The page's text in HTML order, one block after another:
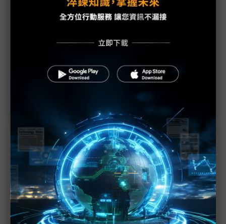
台灣車市尚未解凍 232條款成不定時炸彈
國產車毛利恐斷崖式探底 供應鏈沙盤調整訂單比例
台美關稅喬不定 市場可能等不到進口車降價？
近７天熱門報導
MLCC訂單過熱、出貨比創高 村田示警全球AI基
建熱潮將趨緩
2027全年記憶體產能提前售罄 買家「祕而不
宣」只怕買不夠